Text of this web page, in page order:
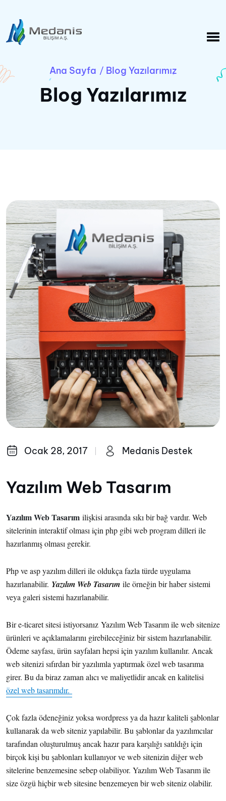
Ana Sayfa / Blog Yazılarımız
Blog Yazılarımız
Ocak 28, 2017 Medanis Destek
Yazılım Web Tasarım
Yazılım Web Tasarım ilişkisi arasında sıkı bir bağ vardır. Web
sitelerinin interaktif olması için php gibi web program dilleri ile
hazırlanmış olması gerekir.
Php ve asp yazılım dilleri ile oldukça fazla türde uygulama
hazırlanabilir. Yazılım Web Tasarım ile örneğin bir haber sistemi
veya galeri sistemi hazırlanabilir.
Bir e-ticaret sitesi istiyorsanız Yazılım Web Tasarım ile web sitenize
ürünleri ve açıklamalarını girebileceğiniz bir sistem hazırlanabilir.
Ödeme sayfası, ürün sayfaları hepsi için yazılım kullanılır. Ancak
web sitenizi sıfırdan bir yazılımla yaptırmak özel web tasarıma
girer. Bu da biraz zaman alıcı ve maliyetlidir ancak en kalitelisi
özel web tasarımdır.
Çok fazla ödeneğiniz yoksa wordpress ya da hazır kaliteli şablonlar
kullanarak da web siteniz yapılabilir. Bu şablonlar da yazılımcılar
tarafından oluşturulmuş ancak hazır para karşılığı satıldığı için
birçok kişi bu şablonları kullanıyor ve web sitenizin diğer web
sitelerine benzemesine sebep olabiliyor. Yazılım Web Tasarım ile
size özgü hiçbir web sitesine benzemeyen bir web siteniz olabilir.